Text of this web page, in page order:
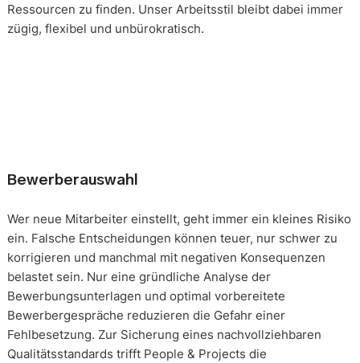
Ressourcen zu finden. Unser Arbeitsstil bleibt dabei immer
zügig, flexibel und unbürokratisch.
Bewerberauswahl
Wer neue Mitarbeiter einstellt, geht immer ein kleines Risiko
ein. Falsche Entscheidungen können teuer, nur schwer zu
korrigieren und manchmal mit negativen Konsequenzen
belastet sein. Nur eine gründliche Analyse der
Bewerbungsunterlagen und optimal vorbereitete
Bewerbergespräche reduzieren die Gefahr einer
Fehlbesetzung. Zur Sicherung eines nachvollziehbaren
Qualitätsstandards trifft People & Projects die